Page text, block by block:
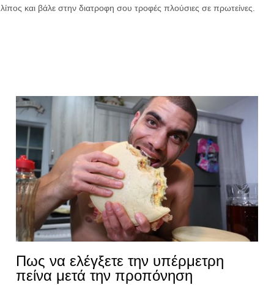
λίπος και βάλε στην διατροφη σου τροφές πλούσιες σε πρωτείνες.
Πως να ελέγξετε την υπέρμετρη
πείνα μετά την προπόνηση